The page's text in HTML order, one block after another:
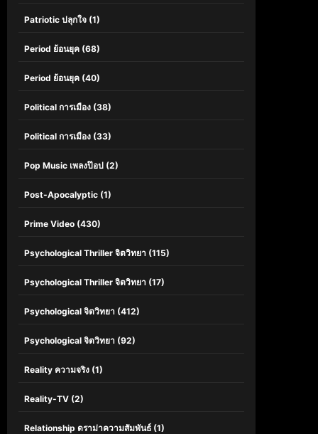
Patriotic ปลุกใจ (1)
Period ย้อนยุค (68)
Period ย้อนยุค (40)
Political การเมือง (38)
Political การเมือง (33)
Pop Music เพลงป๊อป (2)
Post-Apocalyptic (1)
Prime Video (430)
Psychological Thriller จิตวิทยา (115)
Psychological Thriller จิตวิทยา (17)
Psychological จิตวิทยา (412)
Psychological จิตวิทยา (92)
Reality ความจริง (1)
Reality-TV (2)
Relationship ดราม่าความสัมพันธ์ (1)